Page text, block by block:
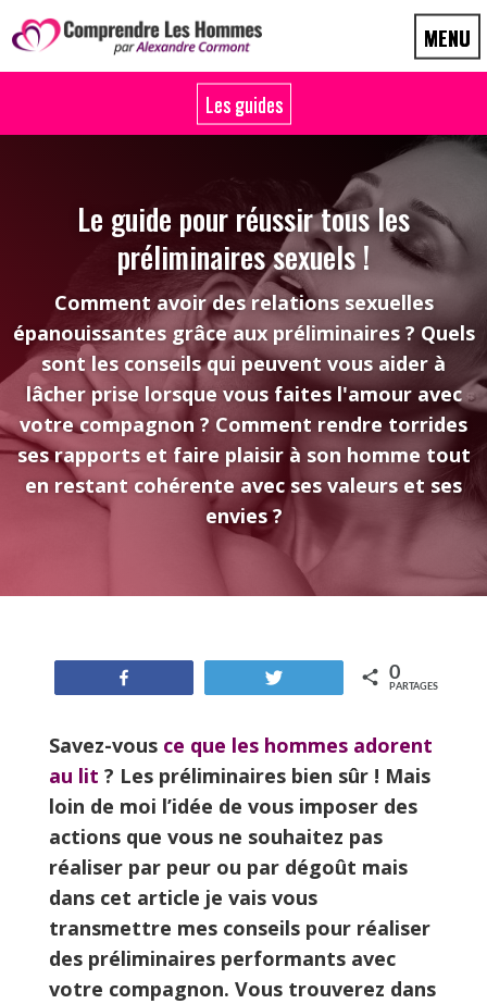
Le guide pour réussir tous les
préliminaires sexuels !
Comment avoir des relations sexuelles
épanouissantes grâce aux préliminaires ? Quels
sont les conseils qui peuvent vous aider à
lâcher prise lorsque vous faites l'amour avec
votre compagnon ? Comment rendre torrides
ses rapports et faire plaisir à son homme tout
en restant cohérente avec ses valeurs et ses
envies ?
0
PARTAGES
Savez-vous ce que les hommes adorent
au lit ? Les préliminaires bien sûr ! Mais
loin de moi l’idée de vous imposer des
actions que vous ne souhaitez pas
réaliser par peur ou par dégoût mais
dans cet article je vais vous
transmettre mes conseils pour réaliser
des préliminaires performants avec
votre compagnon. Vous trouverez dans